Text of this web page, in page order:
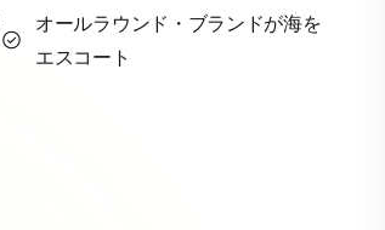
オールラウンド・ブランドが海を
エスコート